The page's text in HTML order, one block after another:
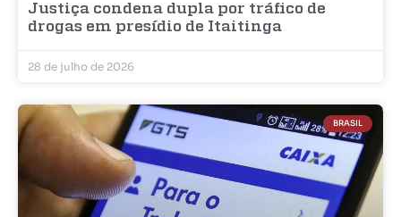
Justiça condena dupla por tráfico de
drogas em presídio de Itaitinga
28 de julho de 2026
BRASIL